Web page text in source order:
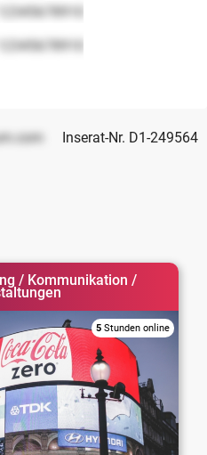
12345678910
12345678910
Inserat-Nr. D1-249564
/ Kommunikation /
5 Stunden online